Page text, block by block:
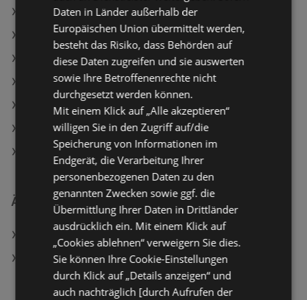
NIVEA Nachtcreme Vital Anti-Falten Intensiv
BIPA Angebote
dm Angebote
Müller Angebote
Aktuelle dm Flugblätter
Aktuelle Müller Flugblätter
BIPA Filialen in Bregenz
Ähnliche Händler
dm Angebote
Müller Angebote
Daten in Länder außerhalb der
Europäischen Union übermittelt werden,
besteht das Risiko, dass Behörden auf
diese Daten zugreifen und sie auswerten
sowie Ihre Betroffenenrechte nicht
durchgesetzt werden können.
Mit einem Klick auf „Alle akzeptieren“
willigen Sie in den Zugriff auf/die
Speicherung von Informationen im
Endgerät, die Verarbeitung Ihrer
personenbezogenen Daten zu den
genannten Zwecken sowie ggf. die
Übermittlung Ihrer Daten in Drittländer
ausdrücklich ein. Mit einem Klick auf
„Cookies ablehnen“ verweigern Sie dies.
Sie können Ihre Cookie-Einstellungen
durch Klick auf „Details anzeigen“ und
auch nachträglich [durch Aufrufen der